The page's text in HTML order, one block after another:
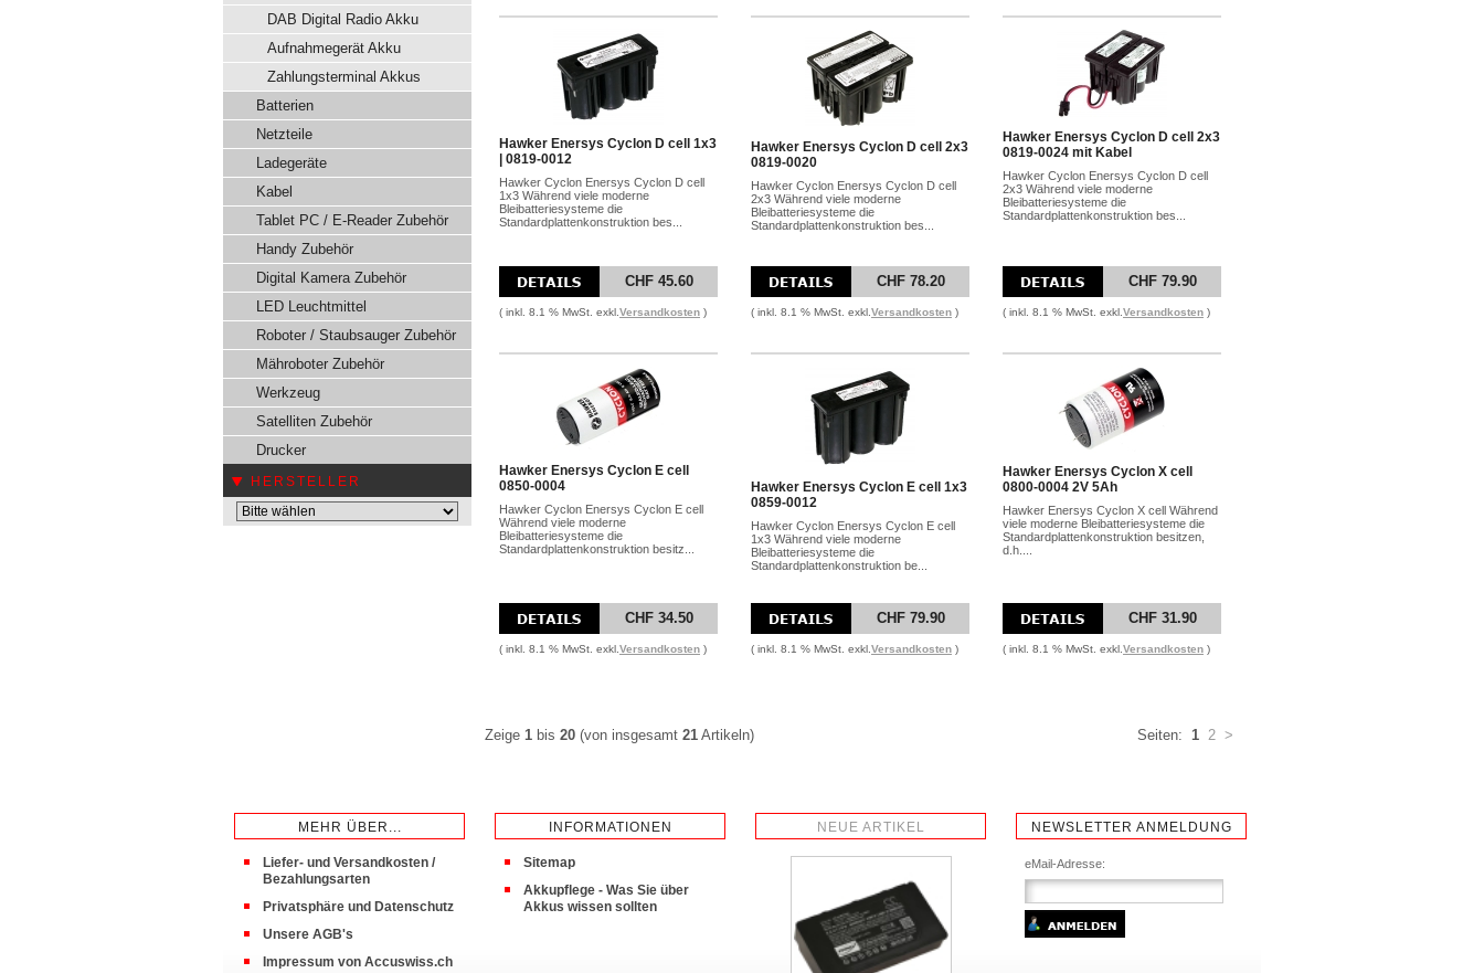
DAB Digital Radio Akku
Aufnahmegerät Akku
Zahlungsterminal Akkus
Batterien
Netzteile
Ladegeräte
Kabel
Tablet PC / E-Reader Zubehör
Handy Zubehör
Digital Kamera Zubehör
LED Leuchtmittel
Roboter / Staubsauger Zubehör
Mähroboter Zubehör
Werkzeug
Satelliten Zubehör
Drucker
HERSTELLER
Hawker Enersys Cyclon D cell 1x3
| 0819-0012
Hawker Cyclon Enersys Cyclon D cell
1x3 Während viele moderne
Bleibatteriesysteme die
Standardplattenkonstruktion bes...
CHF 45.60
( inkl. 8.1 % MwSt. exkl. Versandkosten )
Hawker Enersys Cyclon D cell 2x3
0819-0020
Hawker Cyclon Enersys Cyclon D cell
2x3 Während viele moderne
Bleibatteriesysteme die
Standardplattenkonstruktion bes...
CHF 78.20
( inkl. 8.1 % MwSt. exkl. Versandkosten )
Hawker Enersys Cyclon D cell 2x3
0819-0024 mit Kabel
Hawker Cyclon Enersys Cyclon D cell
2x3 Während viele moderne
Bleibatteriesysteme die
Standardplattenkonstruktion bes...
CHF 79.90
( inkl. 8.1 % MwSt. exkl. Versandkosten )
Hawker Enersys Cyclon E cell
0850-0004
Hawker Cyclon Enersys Cyclon E cell
Während viele moderne
Bleibatteriesysteme die
Standardplattenkonstruktion besitz...
CHF 34.50
( inkl. 8.1 % MwSt. exkl. Versandkosten )
Hawker Enersys Cyclon E cell 1x3
0859-0012
Hawker Cyclon Enersys Cyclon E cell
1x3 Während viele moderne
Bleibatteriesysteme die
Standardplattenkonstruktion be...
CHF 79.90
( inkl. 8.1 % MwSt. exkl. Versandkosten )
Hawker Enersys Cyclon X cell
0800-0004 2V 5Ah
Hawker Enersys Cyclon X cell Während
viele moderne Bleibatteriesysteme die
Standardplattenkonstruktion besitzen,
d.h....
CHF 31.90
( inkl. 8.1 % MwSt. exkl. Versandkosten )
Zeige 1 bis 20 (von insgesamt 21 Artikeln) Seiten: 1 2 >
MEHR ÜBER...
Liefer- und Versandkosten /
Bezahlungsarten
Privatsphäre und Datenschutz
Unsere AGB's
Impressum von Accuswiss.ch
INFORMATIONEN
Sitemap
Akkupflege - Was Sie über
Akkus wissen sollten
NEUE ARTIKEL NEWSLETTER ANMELDUNG
eMail-Adresse: